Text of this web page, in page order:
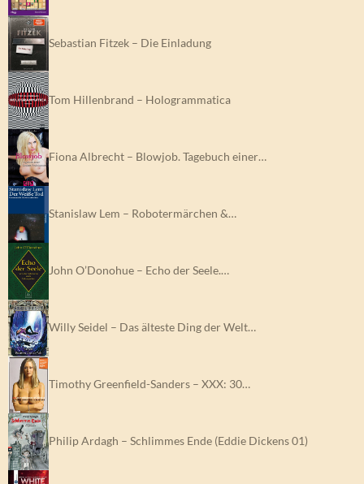
Sebastian Fitzek – Die Einladung
Tom Hillenbrand – Hologrammatica
Fiona Albrecht – Blowjob. Tagebuch einer…
Stanislaw Lem – Robotermärchen &…
John O’Donohue – Echo der Seele.…
Willy Seidel – Das älteste Ding der Welt…
Timothy Greenfield-Sanders – XXX: 30…
Philip Ardagh – Schlimmes Ende (Eddie Dickens 01)